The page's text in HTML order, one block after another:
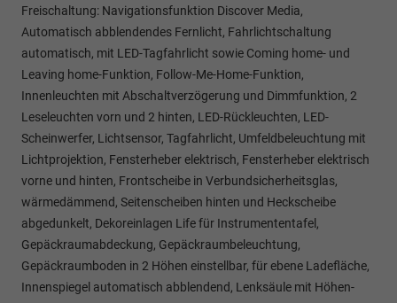
Freischaltung: Navigationsfunktion Discover Media,
Automatisch abblendendes Fernlicht, Fahrlichtschaltung
automatisch, mit LED-Tagfahrlicht sowie Coming home- und
Leaving home-Funktion, Follow-Me-Home-Funktion,
Innenleuchten mit Abschaltverzögerung und Dimmfunktion, 2
Leseleuchten vorn und 2 hinten, LED-Rückleuchten, LED-
Scheinwerfer, Lichtsensor, Tagfahrlicht, Umfeldbeleuchtung mit
Lichtprojektion, Fensterheber elektrisch, Fensterheber elektrisch
vorne und hinten, Frontscheibe in Verbundsicherheitsglas,
wärmedämmend, Seitenscheiben hinten und Heckscheibe
abgedunkelt, Dekoreinlagen Life für Instrumententafel,
Gepäckraumabdeckung, Gepäckraumbeleuchtung,
Gepäckraumboden in 2 Höhen einstellbar, für ebene Ladefläche,
Innenspiegel automatisch abblendend, Lenksäule mit Höhen-